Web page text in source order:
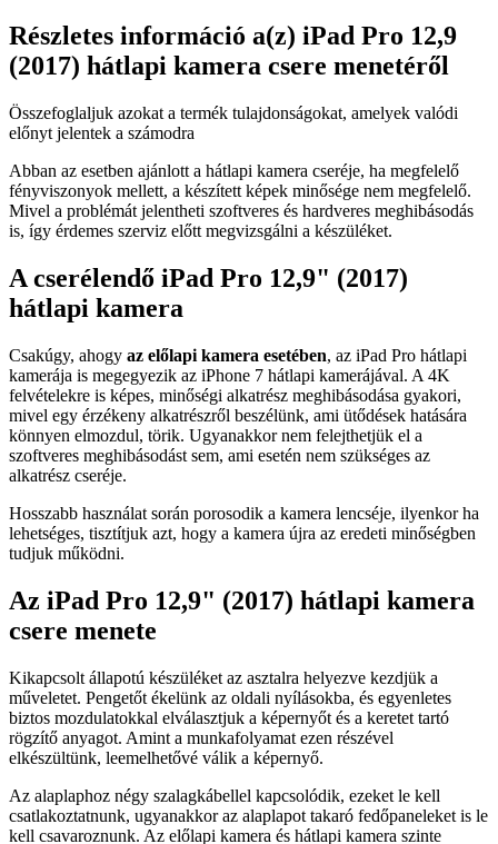
Részletes információ a(z) iPad Pro 12,9
(2017) hátlapi kamera csere menetéről
Összefoglaljuk azokat a termék tulajdonságokat, amelyek valódi
előnyt jelentek a számodra
Abban az esetben ajánlott a hátlapi kamera cseréje, ha megfelelő
fényviszonyok mellett, a készített képek minősége nem megfelelő.
Mivel a problémát jelentheti szoftveres és hardveres meghibásodás
is, így érdemes szerviz előtt megvizsgálni a készüléket.
A cserélendő iPad Pro 12,9" (2017)
hátlapi kamera
Csakúgy, ahogy az előlapi kamera esetében, az iPad Pro hátlapi
kamerája is megegyezik az iPhone 7 hátlapi kamerájával. A 4K
felvételekre is képes, minőségi alkatrész meghibásodása gyakori,
mivel egy érzékeny alkatrészről beszélünk, ami ütődések hatására
könnyen elmozdul, törik. Ugyanakkor nem felejthetjük el a
szoftveres meghibásodást sem, ami esetén nem szükséges az
alkatrész cseréje.
Hosszabb használat során porosodik a kamera lencséje, ilyenkor ha
lehetséges, tisztítjuk azt, hogy a kamera újra az eredeti minőségben
tudjuk működni.
Az iPad Pro 12,9" (2017) hátlapi kamera
csere menete
Kikapcsolt állapotú készüléket az asztalra helyezve kezdjük a
műveletet. Pengetőt ékelünk az oldali nyílásokba, és egyenletes
biztos mozdulatokkal elválasztjuk a képernyőt és a keretet tartó
rögzítő anyagot. Amint a munkafolyamat ezen részével
elkészültünk, leemelhetővé válik a képernyő.
Az alaplaphoz négy szalagkábellel kapcsolódik, ezeket le kell
csatlakoztatnunk, ugyanakkor az alaplapot takaró fedőpaneleket is le
kell csavaroznunk. Az előlapi kamera és hátlapi kamera szinte